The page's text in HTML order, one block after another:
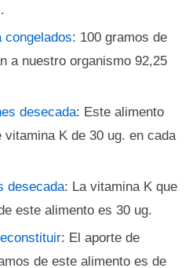
congelados: 100 gramos de
a nuestro organismo 92,25
desecada: Este alimento
vitamina K de 30 ug. en cada
desecada: La vitamina K que
este alimento es 30 ug.
: El aporte de
de este alimento es de